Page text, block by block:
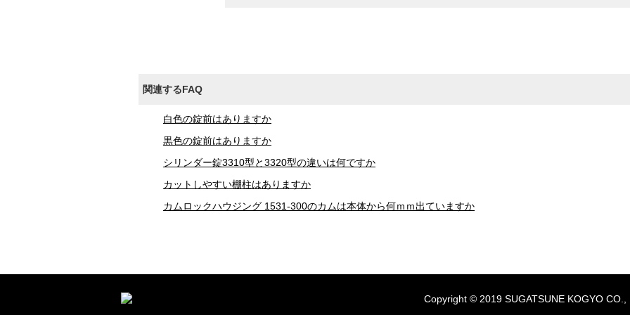
関連するFAQ
白色の錠前はありますか
黒色の錠前はありますか
シリンダー錠3310型と3320型の違いは何ですか
カットしやすい棚柱はありますか
カムロックハウジング 1531-300のカムは本体から何ｍｍ出ていますか
Copyright © 2019 SUGATSUNE KOGYO CO.,